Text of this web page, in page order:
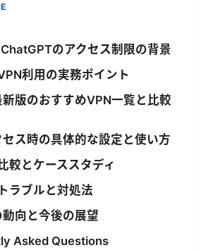
のアクセス制限の背景
利用の実務ポイント
版のおすすめVPN一覧と比較
ス時の具体的な設定と使い方
較とケーススタディ
ラブルと対処法
向と今後の展望
Asked Questions